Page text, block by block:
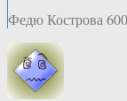
Федю Кострова 600